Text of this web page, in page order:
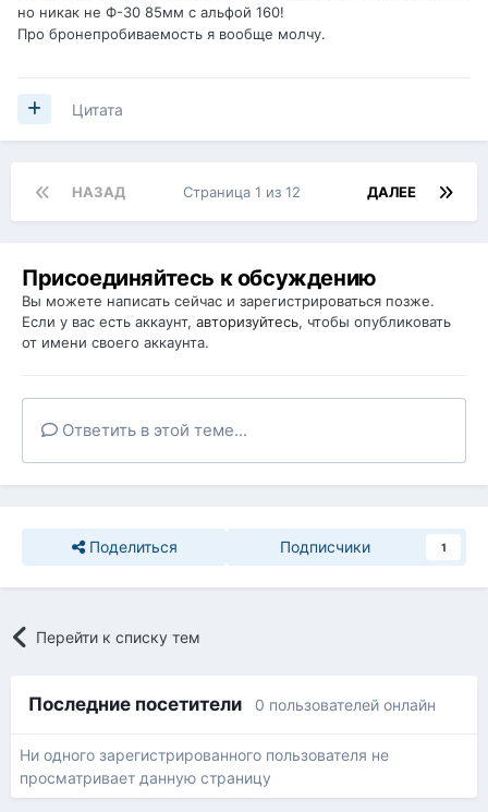
но никак не Ф-30 85мм с альфой 160!
Про бронепробиваемость я вообще молчу.
Цитата
НАЗАД ДАЛЕЕ
Страница 1 из 12
Присоединяйтесь к обсуждению
Вы можете написать сейчас и зарегистрироваться позже.
Если у вас есть аккаунт, авторизуйтесь, чтобы опубликовать
от имени своего аккаунта.
Ответить в этой теме...
Поделиться Подписчики 1
Перейти к списку тем
Последние посетители 0 пользователей онлайн
Ни одного зарегистрированного пользователя не
просматривает данную страницу